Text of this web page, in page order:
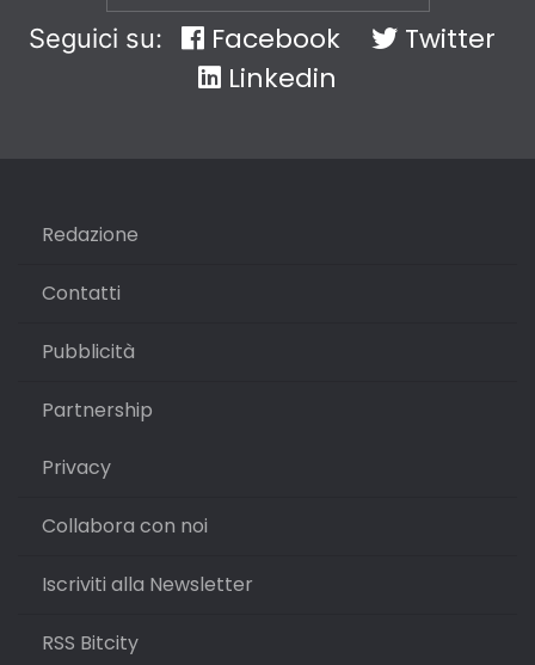
Seguici su: Facebook
Twitter
Linkedin
Redazione
Contatti
Pubblicità
Partnership
Privacy
Collabora con noi
Iscriviti alla Newsletter
RSS Bitcity